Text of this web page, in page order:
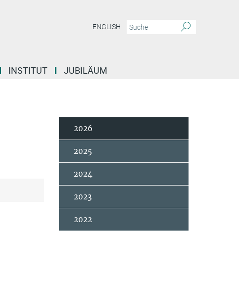
ENGLISH
INSTITUT JUBILÄUM
2026
2025
2024
2023
2022